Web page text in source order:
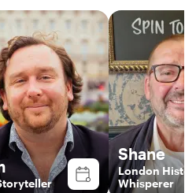
Shane
London History
Whisperer